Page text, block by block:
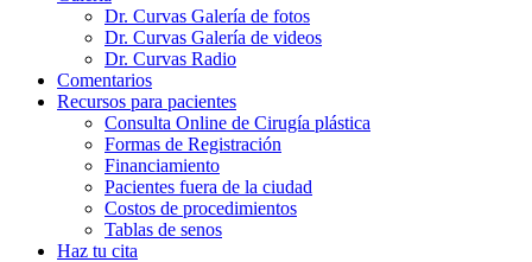
Dr. Curvas Galería de fotos
Dr. Curvas Galería de videos
Dr. Curvas Radio
Comentarios
Recursos para pacientes
Consulta Online de Cirugía plástica
Formas de Registración
Financiamiento
Pacientes fuera de la ciudad
Costos de procedimientos
Tablas de senos
Haz tu cita